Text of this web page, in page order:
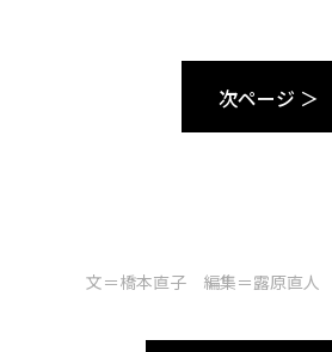
次ページ ＞
文＝橋本直子 編集＝露原直人